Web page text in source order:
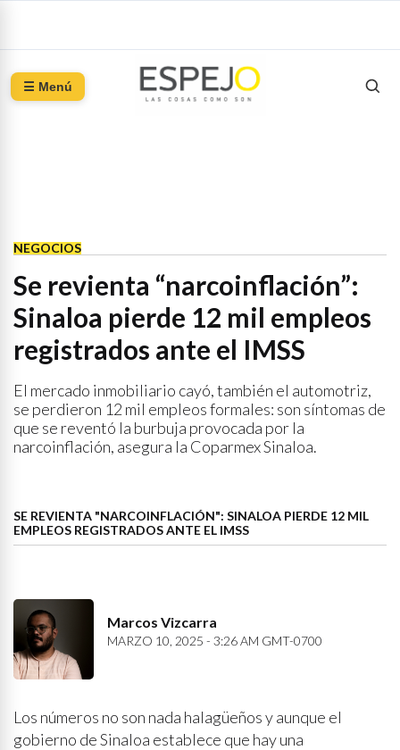
☰ Menú
NEGOCIOS
Se revienta “narcoinflación”:
Sinaloa pierde 12 mil empleos
registrados ante el IMSS
El mercado inmobiliario cayó, también el automotriz,
se perdieron 12 mil empleos formales: son síntomas de
que se reventó la burbuja provocada por la
narcoinflación, asegura la Coparmex Sinaloa.
SE REVIENTA "NARCOINFLACIÓN": SINALOA PIERDE 12 MIL
EMPLEOS REGISTRADOS ANTE EL IMSS
Marcos Vizcarra
MARZO 10, 2025 - 3:26 AM GMT-0700
Los números no son nada halagüeños y aunque el
gobierno de Sinaloa establece que hay una